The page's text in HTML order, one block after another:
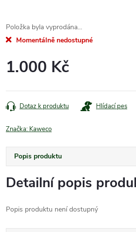
Položka byla vyprodána…
Momentálně nedostupné
1.000 Kč
cena:
Dotaz k produktu Hlídací pes
Značka: Kaweco
Popis produktu
Detailní popis
Popis produktu není dostupný